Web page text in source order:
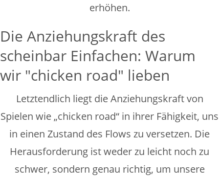
erhöhen.
Die Anziehungskraft des
scheinbar Einfachen: Warum
wir "chicken road" lieben
Letztendlich liegt die Anziehungskraft von
Spielen wie „chicken road“ in ihrer Fähigkeit, uns
in einen Zustand des Flows zu versetzen. Die
Herausforderung ist weder zu leicht noch zu
schwer, sondern genau richtig, um unsere